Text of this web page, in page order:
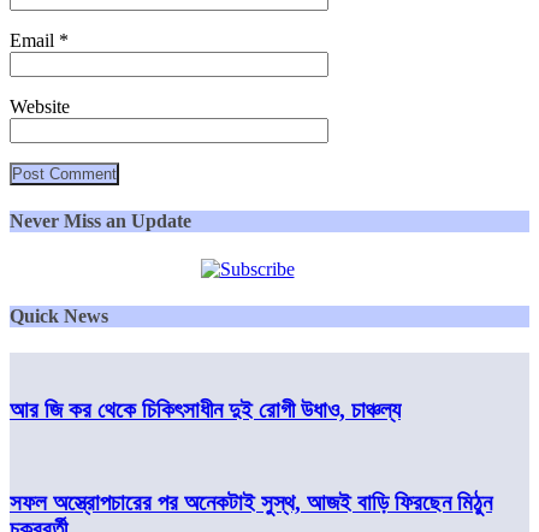
Email *
Website
Never Miss an Update
Quick News
আর জি কর থেকে চিকিৎসাধীন দুই রোগী উধাও, চাঞ্চল্য
সফল অস্ত্রোপচারের পর অনেকটাই সুস্থ, আজই বাড়ি ফিরছেন মিঠুন